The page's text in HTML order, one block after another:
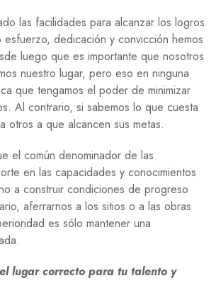
las facilidades para alcanzar los logros
esfuerzo, dedicación y convicción hemos
luego que es importante que nosotros
nuestro lugar, pero eso en ninguna
que tengamos el poder de minimizar
Al contrario, si sabemos lo que cuesta
otros a que alcancen sus metas.
el común denominador de las
en las capacidades y conocimientos
a construir condiciones de progreso
aferrarnos a los sitios o a las obras
es sólo mantener una
lugar correcto para tu talento y